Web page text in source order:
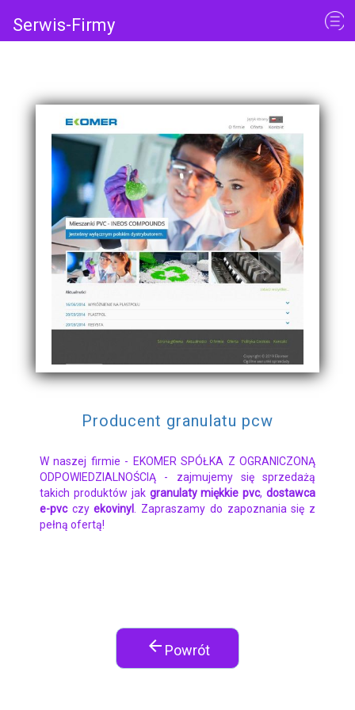
Serwis-Firmy
Producent granulatu pcw
W naszej firmie - EKOMER SPÓŁKA Z OGRANICZONĄ
ODPOWIEDZIALNOŚCIĄ - zajmujemy się sprzedażą
takich produktów jak granulaty miękkie pvc,dostawca
e-pvcczyekovinyl
. Zapraszamy do zapoznania się z
pełną ofertą!
arrow_back Powrót